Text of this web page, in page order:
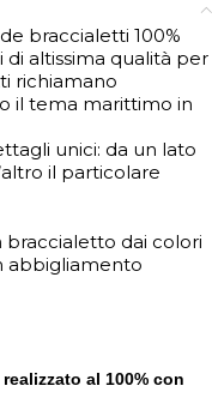
braccialetti 100%
altissima qualità per
richiamano
il tema marittimo in
unici: da un lato
il particolare
dai colori
abbigliamento
al 100% con